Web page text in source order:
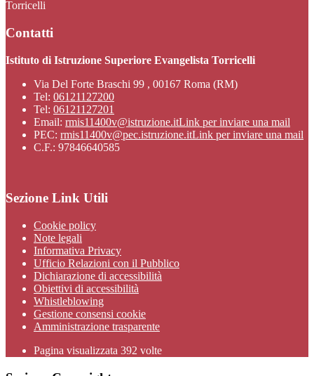
Torricelli
Contatti
Istituto di Istruzione Superiore Evangelista Torricelli
Via Del Forte Braschi 99 , 00167 Roma (RM)
Tel: 06121127200
Tel: 06121127201
Email: rmis11400v@istruzione.itLink per inviare una mail
PEC: rmis11400v@pec.istruzione.itLink per inviare una mail
C.F.: 97846640585
Sezione Link Utili
Cookie policy
Note legali
Informativa Privacy
Ufficio Relazioni con il Pubblico
Dichiarazione di accessibilità
Obiettivi di accessibilità
Whistleblowing
Gestione consensi cookie
Amministrazione trasparente
Pagina visualizzata 392 volte